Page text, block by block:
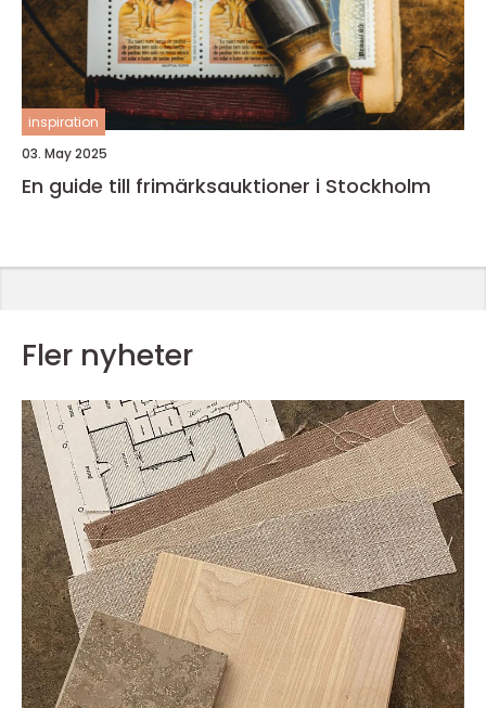
inspiration
03. May 2025
En guide till frimärksauktioner i Stockholm
Fler nyheter